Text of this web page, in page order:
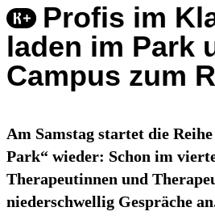
Profis im
laden im Park
Campus zum
Am Samstag startet die
Park“ wieder: Schon im
Therapeutinnen und
niederschwellig Gespräche